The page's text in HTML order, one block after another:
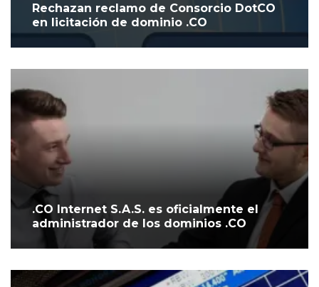
Rechazan reclamo de Consorcio DotCO
en licitación de dominio .CO
.CO Internet S.A.S. es oficialmente el
administrador de los dominios .CO